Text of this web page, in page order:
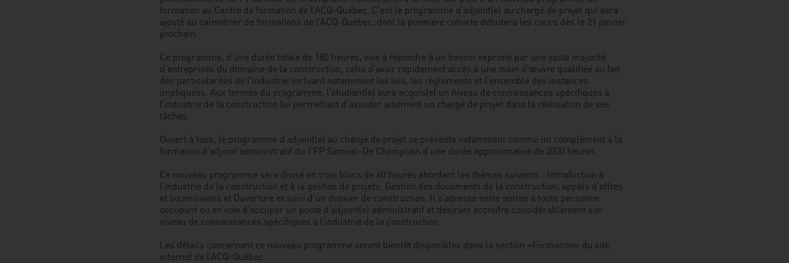
formation au Centre de formation de l’ACQ-Québec. C’est le programme d’adjoint(e) au chargé de projet qui sera
ajouté au calendrier de formations de l’ACQ-Québec, dont la première cohorte débutera les cours dès le 21 janvier
prochain.
Ce programme, d’une durée totale de 180 heures, vise à répondre à un besoin exprimé par une vaste majorité
d’entreprises du domaine de la construction, celui d’avoir rapidement accès à une main d’œuvre qualifiée au fait
des particularités de l’industrie incluant notamment les lois, les règlements et l’ensemble des instances
impliquées. Aux termes du programme, l’étudiant(e) aura acquis(e) un niveau de connaissances spécifiques à
l’industrie de la construction lui permettant d’assister aisément un chargé de projet dans la réalisation de ses
tâches.
Ouvert à tous, le programme d’adjoint(e) au chargé de projet se présente notamment comme un complément à la
formation d’adjoint administratif du CFP Samuel-De Champlain d’une durée approximative de 2000 heures.
Ce nouveau programme sera divisé en trois blocs de 60 heures abordant les thèmes suivants : Introduction à
l’industrie de la construction et à la gestion de projets; Gestion des documents de la construction, appels d’offres
et soumissions et Ouverture et suivi d’un dossier de construction. Il s’adresse entre autres à toute personne
occupant ou en voie d’occuper un poste d’adjoint(e) administratif et désirant accroître considérablement son
niveau de connaissances spécifiques à l’industrie de la construction.
Les détails concernant ce nouveau programme seront bientôt disponibles dans la section «Formation» du site
internet de l’ACQ-Québec.